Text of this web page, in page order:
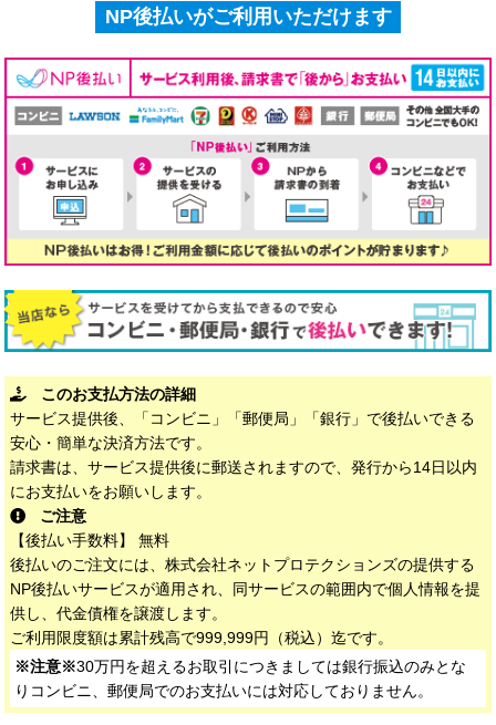
NP後払いがご利用いただけます
このお支払方法の詳細
サービス提供後、「コンビニ」「郵便局」「銀行」で後払いできる
安心・簡単な決済方法です。
請求書は、サービス提供後に郵送されますので、発行から14日以内
にお支払いをお願いします。
ご注意
【後払い手数料】 無料
後払いのご注文には、株式会社ネットプロテクションズの提供する
NP後払いサービスが適用され、同サービスの範囲内で個人情報を提
供し、代金債権を譲渡します。
ご利用限度額は累計残高で999,999円（税込）迄です。
※注意※30万円を超えるお取引につきましては銀行振込のみとな
りコンビニ、郵便局でのお支払いには対応しておりません。